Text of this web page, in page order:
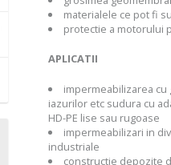
materialele ce pot fi
protectie a motorului
APLICATII
impermeabilizarea cu
iazurilor etc sudura cu
HD-PE lise sau rugoase‎
impermeabilizari in
industriale
constructie depozite